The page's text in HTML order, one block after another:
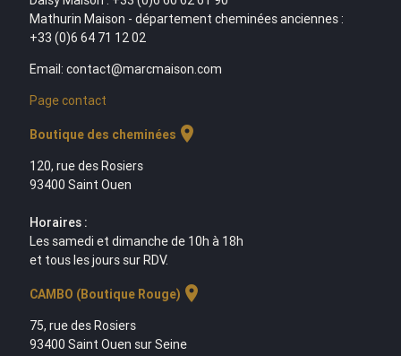
Mathurin Maison - département cheminées anciennes :
+33 (0)6 64 71 12 02
Email: contact@marcmaison.com
Page contact
Boutique des cheminées location_on
120, rue des Rosiers
93400 Saint Ouen
Horaires :
Les samedi et dimanche de 10h à 18h
et tous les jours sur RDV.
CAMBO (Boutique Rouge) location_on
75, rue des Rosiers
93400 Saint Ouen sur Seine